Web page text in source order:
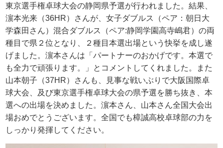
東京選手権卓球大会の静岡県予選が行われました。結果、
濵本光来（36HR）さんが、女子ダブルス（ペア：朝日大
学森田さん）混合ダブルス（ペア:静岡学園高寺嶋君）の両
種目で県２位となり、２種目本選出場という快挙を成し遂
げました。濵本さんは「パートナーのおかげです。本選で
も全力で頑張ります。」とコメントしてくれました。また
山本朝子（37HR）さんも、見事な戦いぶりで大阪国際卓
球大会、及び東京選手権卓球大会の県予選を勝ち抜き、本
選への出場を決めました。濵本さん、山本さん全国大会出
場おめでとうございます。全国でも樟誠高校卓球部の力を
しっかり発揮してください。